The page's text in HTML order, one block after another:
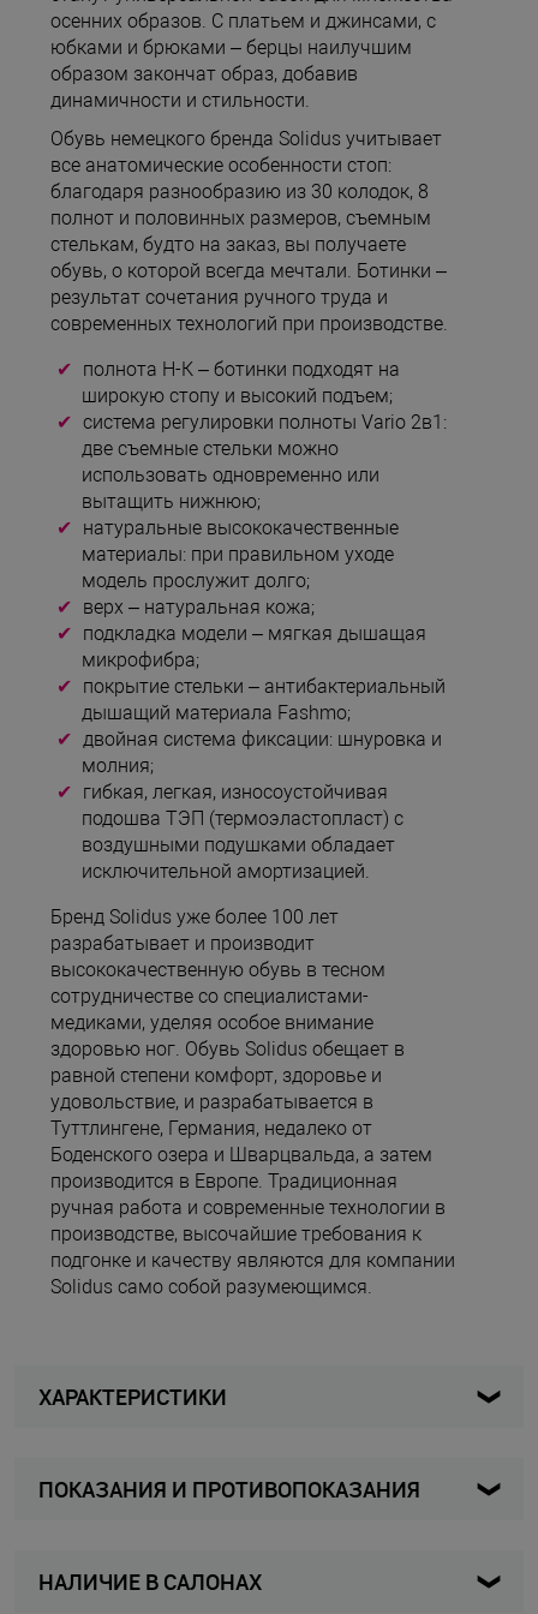
осенних образов. С платьем и джинсами, с
юбками и брюками – берцы наилучшим
образом закончат образ, добавив
динамичности и стильности.
Обувь немецкого бренда Solidus учитывает
все анатомические особенности стоп:
благодаря разнообразию из 30 колодок, 8
полнот и половинных размеров, съемным
стелькам, будто на заказ, вы получаете
обувь, о которой всегда мечтали. Ботинки –
результат сочетания ручного труда и
современных технологий при производстве.
полнота Н-К – ботинки подходят на
широкую стопу и высокий подъем;
система регулировки полноты Vario 2в1:
две съемные стельки можно
использовать одновременно или
вытащить нижнюю;
натуральные высококачественные
материалы: при правильном уходе
модель прослужит долго;
верх – натуральная кожа;
подкладка модели – мягкая дышащая
микрофибра;
покрытие стельки – антибактериальный
дышащий материала Fashmo;
двойная система фиксации: шнуровка и
молния;
гибкая, легкая, износоустойчивая
подошва ТЭП (термоэластопласт) с
воздушными подушками обладает
исключительной амортизацией.
Бренд Solidus уже более 100 лет
разрабатывает и производит
высококачественную обувь в тесном
сотрудничестве со специалистами-
медиками, уделяя особое внимание
здоровью ног. Обувь Solidus обещает в
равной степени комфорт, здоровье и
удовольствие, и разрабатывается в
Туттлингене, Германия, недалеко от
Боденского озера и Шварцвальда, а затем
производится в Европе. Традиционная
ручная работа и современные технологии в
производстве, высочайшие требования к
подгонке и качеству являются для компании
Solidus само собой разумеющимся.
ХАРАКТЕРИСТИКИ
Для кого Женщины
ПОКАЗАНИЯ И ПРОТИВОПОКАЗАНИЯ
плоскостопие и его профилактика;
НАЛИЧИЕ В САЛОНАХ